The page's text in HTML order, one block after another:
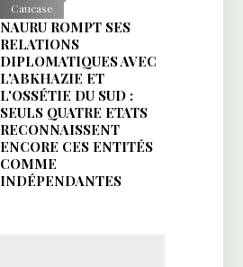
Caucase
NAURU ROMPT SES
RELATIONS
DIPLOMATIQUES AVEC
L'ABKHAZIE ET
L'OSSÉTIE DU SUD :
SEULS QUATRE ETATS
RECONNAISSENT
ENCORE CES ENTITÉS
COMME
INDÉPENDANTES